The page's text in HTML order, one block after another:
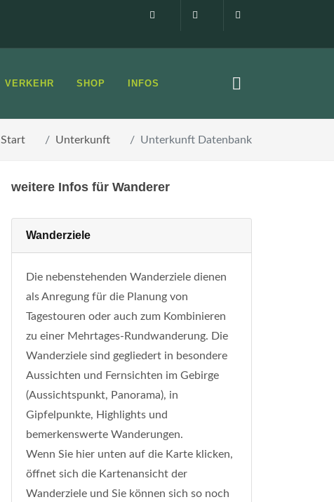
Impressum0160 99873408
VERKEHR SHOP INFOS
Start Unterkunft Unterkunft Datenbank
weitere Infos für Wanderer
Wanderziele
Die nebenstehenden Wanderziele dienen
als Anregung für die Planung von
Tagestouren oder auch zum Kombinieren
zu einer Mehrtages-Rundwanderung. Die
Wanderziele sind gegliedert in besondere
Aussichten und Fernsichten im Gebirge
(Aussichtspunkt, Panorama), in
Gipfelpunkte, Highlights und
bemerkenswerte Wanderungen.
Wenn Sie hier unten auf die Karte klicken,
öffnet sich die Kartenansicht der
Wanderziele und Sie können sich so noch